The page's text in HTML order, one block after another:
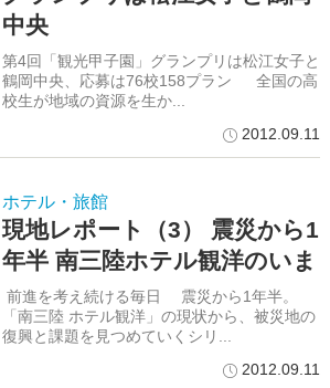
中央
第4回「観光甲子園」グランプリは松江女子と
鶴岡中央、応募は76校158プラン 全国の高
校生が地域の資源を生か...
2012.09.11
ホテル・旅館
現地レポート（3） 震災から1
年半 南三陸ホテル観洋のいま
前進を考え続ける毎日 震災から1年半。
「南三陸 ホテル観洋」の現状から、被災地の
復興と課題を見つめていくシリ...
2012.09.11